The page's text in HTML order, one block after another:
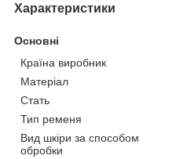
Характеристики
Основні
Країна виробник
Матеріал
Стать
Тип ременя
Вид шкіри за способом
обробки